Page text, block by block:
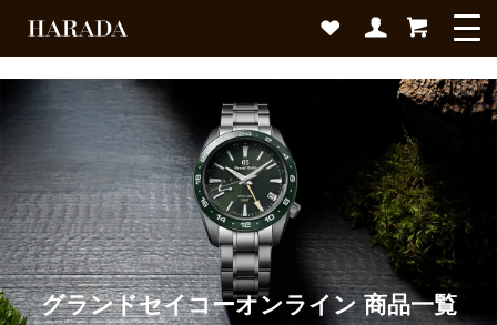
グランドセイコーオンライン 商品一覧